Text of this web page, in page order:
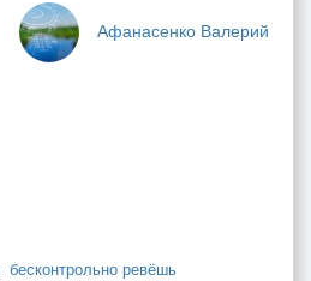
Афанасенко Валерий
бесконтрольно ревёшь